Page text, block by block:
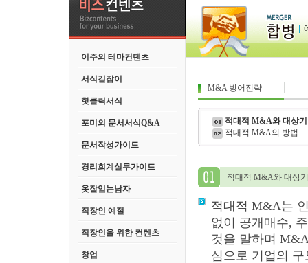
이주의 테마컨텐츠
서식길잡이
핫클릭서식
포미의 문서서식Q&A
문서작성가이드
경리회계실무가이드
옷잘입는남자
직장인 예절
직장인을 위한 컨텐츠
창업
M&A 방어전략
적대적 M&A와 대상
적대적 M&A의 방법
적대적 M&A와 대상
적대적 M&A는
없이 공개매수,
것을 말하며
심으로 기업의